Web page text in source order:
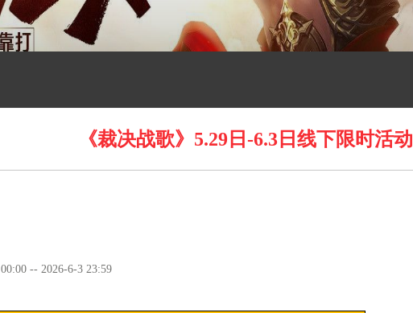
《裁决战歌》5.29日-6.3日线下限时活动
00:00 -- 2026-6-3 23:59